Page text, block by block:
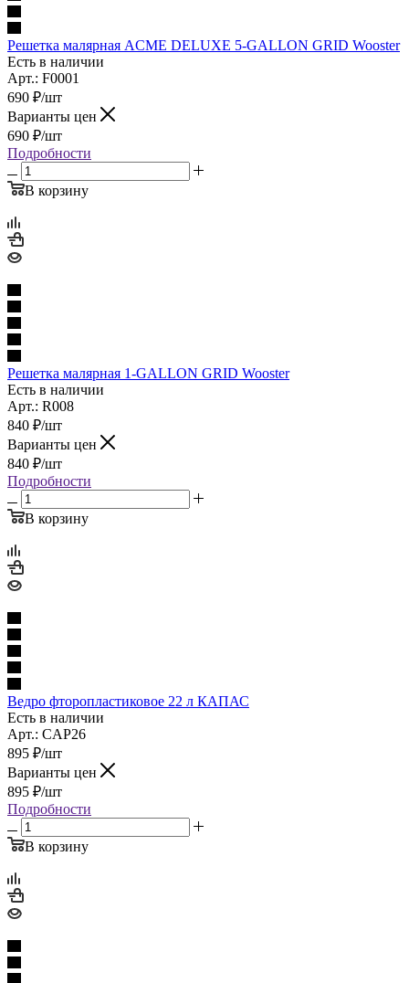
Решетка малярная ACME DELUXE 5-GALLON GRID Wooster
Есть в наличии
Арт.: F0001
690 ₽/шт
Варианты цен
690 ₽/шт
Подробности
В корзину
Решетка малярная 1-GALLON GRID Wooster
Есть в наличии
Арт.: R008
840 ₽/шт
Варианты цен
840 ₽/шт
Подробности
В корзину
Ведро фторопластиковое 22 л КАПАС
Есть в наличии
Арт.: CAP26
895 ₽/шт
Варианты цен
895 ₽/шт
Подробности
В корзину